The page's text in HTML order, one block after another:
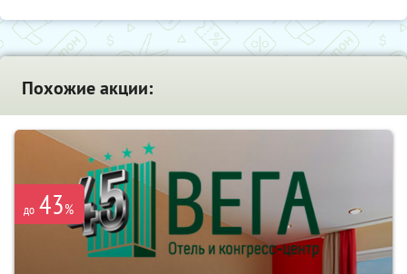
Похожие акции:
до 43%